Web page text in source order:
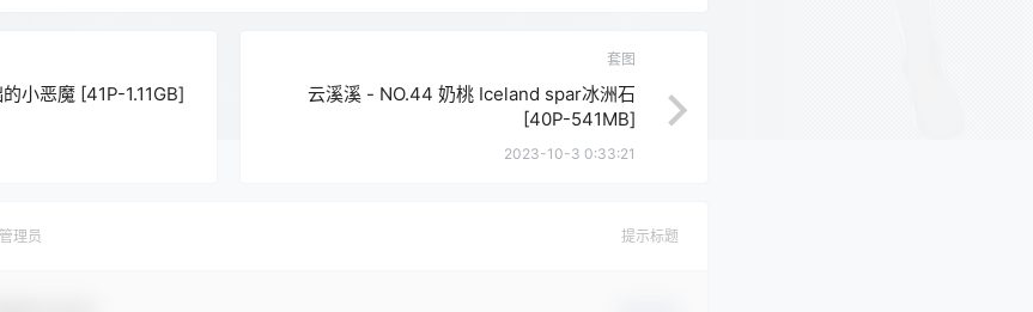
小恶魔 [41P-1.11GB]
套图
云溪溪 - NO.44 奶桃 Iceland spar冰洲石
[40P-541MB]
2023-10-3 0:33:21
管理员 提示标题